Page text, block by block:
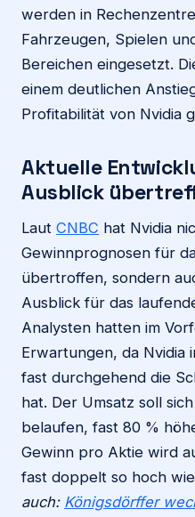
werden in
Fahrzeugen, Spielen
Bereichen eingesetzt.
einem deutlichen
Profitabilität von Nvidia
Aktuelle
Ausblick
Laut CNBC hat Nvidia
Gewinnprognosen für
übertroffen, sondern
Ausblick für das
Analysten hatten im
Erwartungen, da
fast durchgehend die
hat. Der Umsatz soll
belaufen, fast 80 %
Gewinn pro Aktie wird
fast doppelt so hoch wie
auch: Königsdörffer